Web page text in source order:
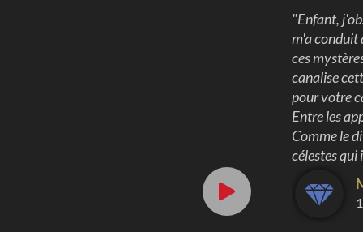
"Enfant,
m'a conduit
ces
canalise
pour votre
Entre les
Comme le
célestes